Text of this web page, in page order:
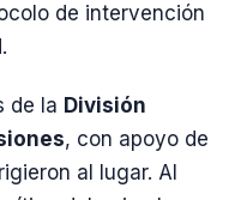
de intervención
de la División
, con apoyo de
al lugar. Al